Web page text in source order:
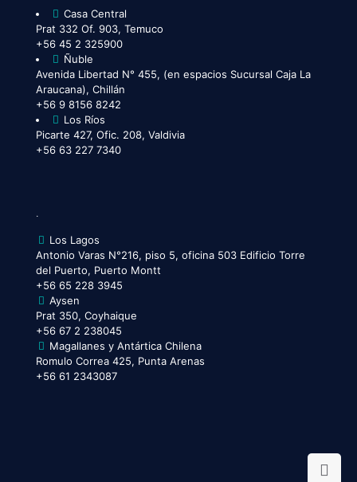
Casa Central
Prat 332 Of. 903, Temuco
+56 45 2 325900
Ñuble
Avenida Libertad N° 455, (en espacios Sucursal Caja La
Araucana), Chillán
+56 9 8156 8242
Los Ríos
Picarte 427, Ofic. 208, Valdivia
+56 63 227 7340
.
Los Lagos
Antonio Varas N°216, piso 5, oficina 503 Edificio Torre
del Puerto, Puerto Montt
+56 65 228 3945
Aysen
Prat 350, Coyhaique
+56 67 2 238045
Magallanes y Antártica Chilena
Romulo Correa 425, Punta Arenas
+56 61 2343087